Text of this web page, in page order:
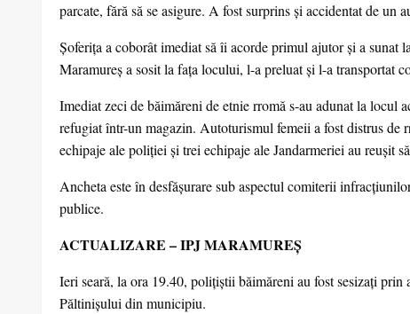
parcate, fără să se asigure. A fost surprins și accidentat de
Șoferița a coborât imediat să îi acorde primul ajutor și a
Maramureș a sosit la fața locului, l-a preluat și l-a transportat
Imediat zeci de băimăreni de etnie rromă s-au adunat la locul
refugiat într-un magazin. Autoturismul femeii a fost distrus de
echipaje ale poliției și trei echipaje ale Jandarmeriei au reușit
Ancheta este în desfășurare sub aspectul comiterii
publice.
ACTUALIZARE – IPJ MARAMUREŞ
Ieri seară, la ora 19.40, polițiștii băimăreni au fost sesizați
Păltinișului din municipiu.